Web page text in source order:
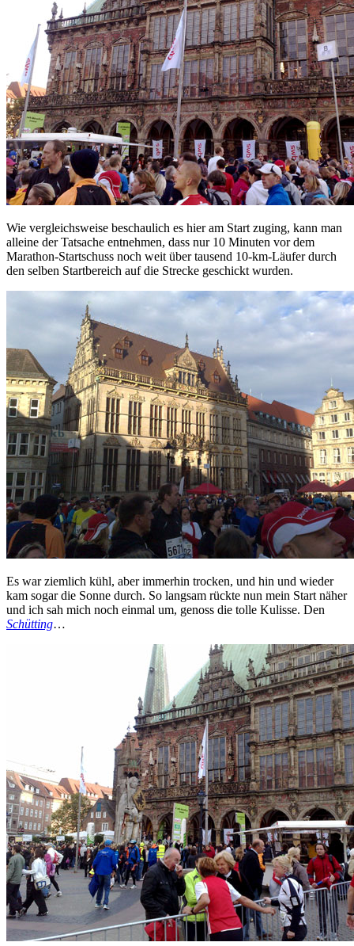
Wie vergleichsweise beschaulich es hier am Start zuging, kann man
alleine der Tatsache entnehmen, dass nur 10 Minuten vor dem
Marathon-Startschuss noch weit über tausend 10-km-Läufer durch
den selben Startbereich auf die Strecke geschickt wurden.
Es war ziemlich kühl, aber immerhin trocken, und hin und wieder
kam sogar die Sonne durch. So langsam rückte nun mein Start näher
und ich sah mich noch einmal um, genoss die tolle Kulisse. Den
Schütting…